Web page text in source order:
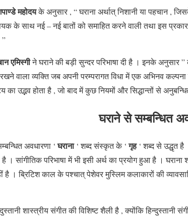
महोदयके अनुसार , “ घराना अर्थात् निशानी या पहचान ,
के साथ नई – नई बातों को समाहित करने वाली तथा इस
एमिस्गीने घराने की बड़ी सुन्दर परिभाषा दी है । इनके अनुसार
रखने वाला व्यक्ति जब अपनी परम्परागत विधा में एक अभिनव
का उद्भव होता है , जो बाद में कुछ नियमों और सिद्धान्तों से
घराने से सम्बन्धित
अवधारणा ‘घराना ‘ शब्द संस्कृत के ‘गृह ‘ शब्द से उद्धृत
। सांगीतिक परिभाषा में भी इसी अर्थ का प्रयोग हुआ है ।
है । ब्रिटिश काल के पश्चात् पेशेवर मुस्लिम कलाकारों की
शास्त्रीय संगीत की विशिष्ट शैली है , क्योंकि